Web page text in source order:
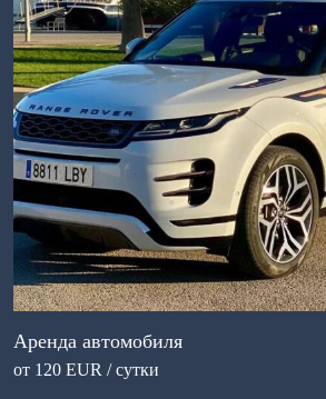
Аренда автомобиля
от 120 EUR / сутки